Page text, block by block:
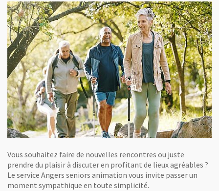
Vous souhaitez faire de nouvelles rencontres ou juste
prendre du plaisir à discuter en profitant de lieux agréables ?
Le service Angers seniors animation vous invite passer un
moment sympathique en toute simplicité.